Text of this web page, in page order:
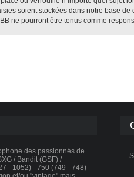
soient stockées dans notre base
ne pourront être tenus comme
des passionnés de
/ Bandit (GSF) /
- 1052) - 750 (749 - 748)